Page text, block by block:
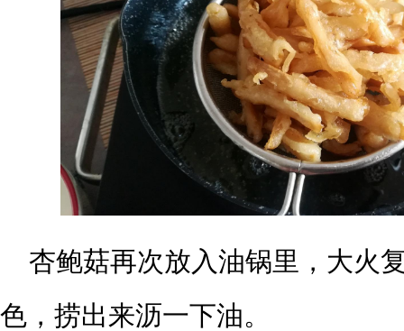
杏鲍菇再次放入油锅里，大火
色，捞出来沥一下油。